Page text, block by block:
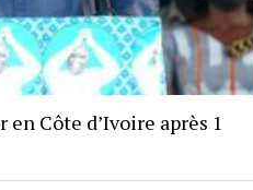
Côte d’Ivoire après 1